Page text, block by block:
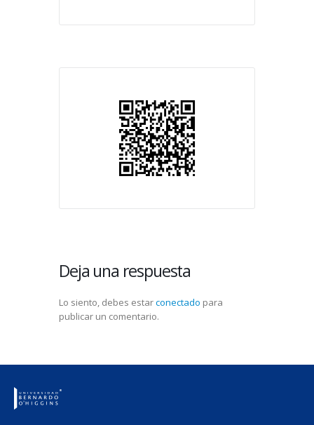
Deja una respuesta
Lo siento, debes estarconectado para
publicar un comentario.